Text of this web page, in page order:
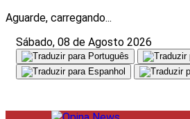
Aguarde, carregando...
Sábado, 08 de Agosto 2026